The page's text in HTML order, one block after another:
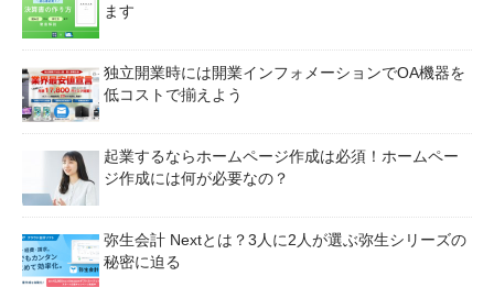
ます
独立開業時には開業インフォメーションでOA機器を
低コストで揃えよう
起業するならホームページ作成は必須！ホームペー
ジ作成には何が必要なの？
弥生会計 Nextとは？3人に2人が選ぶ弥生シリーズの
秘密に迫る